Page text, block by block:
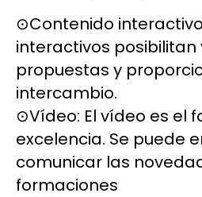
⊙Contenido
interactivos posibilitan
propuestas y
intercambio.
⊙Vídeo: El vídeo es el
excelencia. Se puede
comunicar las
formaciones